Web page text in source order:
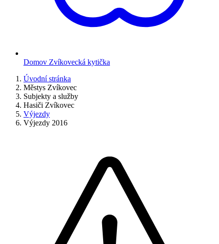
Domov Zvíkovecká kytička
Úvodní stránka
Městys Zvíkovec
Subjekty a služby
Hasiči Zvíkovec
Výjezdy
Výjezdy 2016